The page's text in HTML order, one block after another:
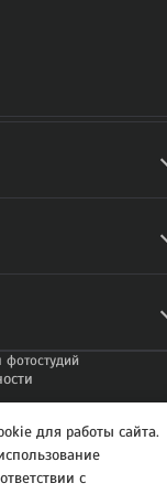
для работы сайта.
с